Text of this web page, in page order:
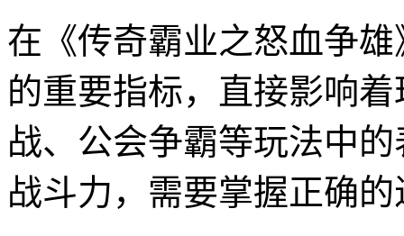
在《传奇霸业之怒血争
的重要指标，直接影响
战、公会争霸等玩法中
战斗力，需要掌握正确